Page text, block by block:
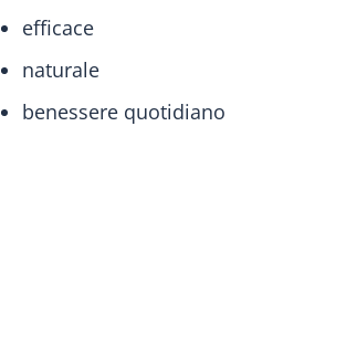
efficace
naturale
benessere quotidiano